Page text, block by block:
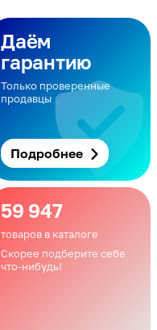
Даём
гарантию
Только проверенные
продавцы
Подробнее
59 947
товаров в каталоге
Скорее подберите себе
что-нибудь!